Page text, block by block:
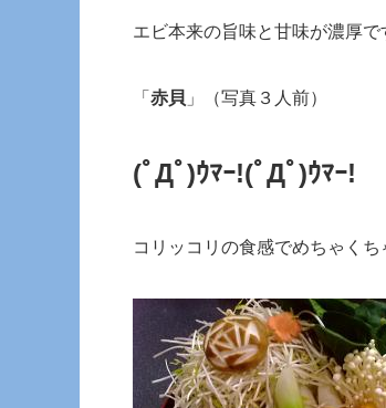
エビ本来の旨味と甘味が濃厚で
「 赤貝 」（写真３人前）
(ﾟДﾟ)ｳﾏｰ!(ﾟДﾟ)ｳﾏｰ!
コリッコリの食感でめちゃくち